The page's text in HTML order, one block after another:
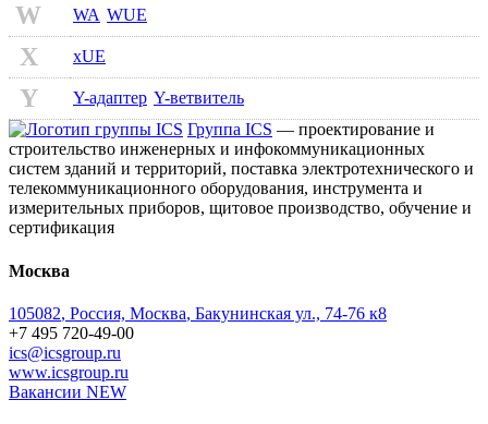
W WA WUE
X xUE
Y Y-адаптер Y-ветвитель
Группа ICS — проектирование и
строительство инженерных и инфокоммуникационных
систем зданий и территорий, поставка электротехнического и
телекоммуникационного оборудования, инструмента и
измерительных приборов, щитовое производство, обучение и
сертификация
Москва
105082, Россия, Москва, Бакунинская ул., 74-76 к8
+7 495 720-49-00
ics@icsgroup.ru
www.icsgroup.ru
Вакансии NEW